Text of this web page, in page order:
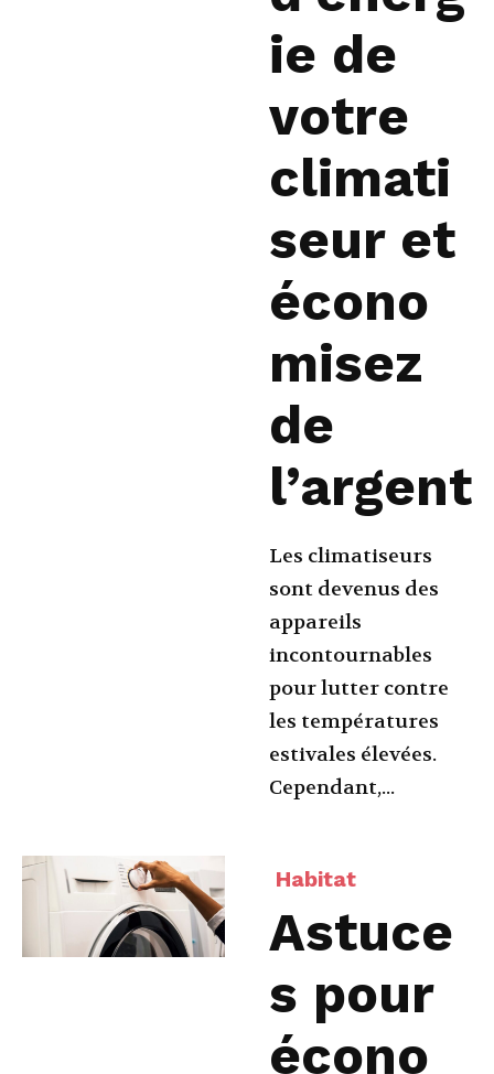
ie de
votre
climati
seur et
écono
misez
de
l’argent
Les climatiseurs
sont devenus des
appareils
incontournables
pour lutter contre
les températures
estivales élevées.
Cependant,...
Habitat
Astuce
s pour
écono